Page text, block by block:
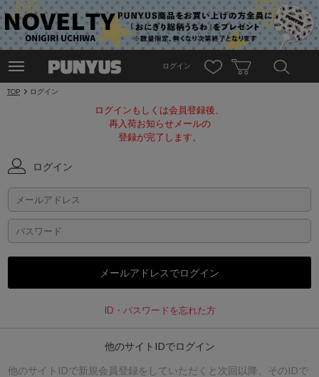
ログイン
TOP ログイン
ログインもしくは会員登録後、
再入荷お知らせメールの
登録が完了します。
ログイン
ID・パスワードを忘れた方
他のサイトIDでログイン
他のサイトIDで新規会員登録をしていただくと次回以降、そのIDで